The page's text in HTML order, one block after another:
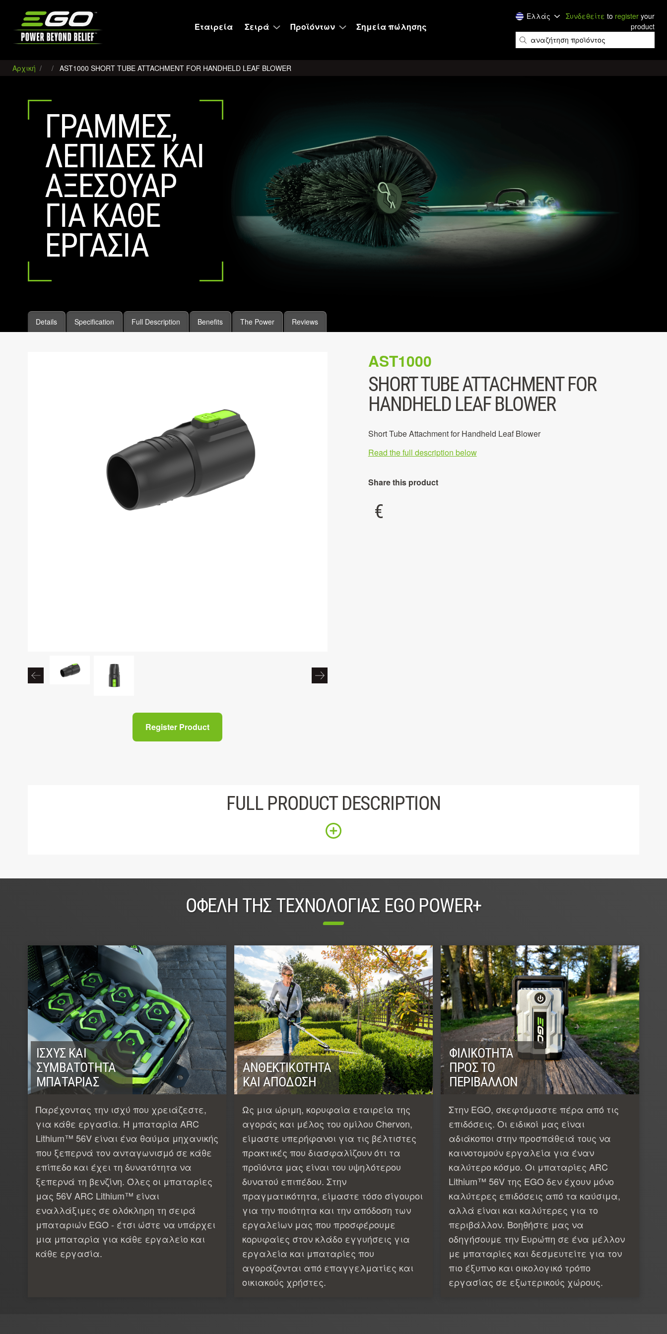
Εταιρεία
Σειρά Προϊόντων Σημεία πώλησης
Ελλάς Συνδεθείτε to register your
product
Αρχική AST1000 SHORT TUBE ATTACHMENT FOR HANDHELD LEAF BLOWER
ΓΡΑΜΜΈΣ,
ΛΕΠΊΔΕΣ ΚΑΙ
ΑΞΕΣΟΥΆΡ
ΓΙΑ ΚΆΘΕ
ΕΡΓΑΣΊΑ
Details Specification Full Description Benefits The Power Reviews
Register Product
AST1000
SHORT TUBE ATTACHMENT FOR
HANDHELD LEAF BLOWER
Short Tube Attachment for Handheld Leaf Blower
Read the full description below
Share this product
€
FULL PRODUCT DESCRIPTION
ΟΦΈΛΗ ΤΗΣ ΤΕΧΝΟΛΟΓΊΑΣ EGO POWER+
ΙΣΧΎΣ ΚΑΙ
ΣΥΜΒΑΤΌΤΗΤΑ
ΜΠΑΤΑΡΊΑΣ
Παρέχοντας την ισχύ που χρειάζεστε,
για κάθε εργασία. Η μπαταρία ARC
Lithium™ 56V είναι ένα θαύμα μηχανικής
που ξεπερνά τον ανταγωνισμό σε κάθε
επίπεδο και έχει τη δυνατότητα να
ξεπερνά τη βενζίνη. Όλες οι μπαταρίες
μας 56V ARC Lithium™ είναι
εναλλάξιμες σε ολόκληρη τη σειρά
μπαταριών EGO - έτσι ώστε να υπάρχει
μια μπαταρία για κάθε εργαλείο και
κάθε εργασία.
ΑΝΘΕΚΤΙΚΌΤΗΤΑ
ΚΑΙ ΑΠΌΔΟΣΗ
Ως μια ώριμη, κορυφαία εταιρεία της
αγοράς και μέλος του ομίλου Chervon,
είμαστε υπερήφανοι για τις βέλτιστες
πρακτικές που διασφαλίζουν ότι τα
προϊόντα μας είναι του υψηλότερου
δυνατού επιπέδου. Στην
πραγματικότητα, είμαστε τόσο σίγουροι
για την ποιότητα και την απόδοση των
εργαλείων μας που προσφέρουμε
κορυφαίες στον κλάδο εγγυήσεις για
εργαλεία και μπαταρίες που
αγοράζονται από επαγγελματίες και
οικιακούς χρήστες.
ΦΙΛΙΚΌΤΗΤΑ
ΠΡΟΣ ΤΟ
ΠΕΡΙΒΆΛΛΟΝ
Στην EGO, σκεφτόμαστε πέρα από τις
επιδόσεις. Οι ειδικοί μας είναι
αδιάκοποι στην προσπάθειά τους να
καινοτομούν εργαλεία για έναν
καλύτερο κόσμο. Οι μπαταρίες ARC
Lithium™ 56V της EGO δεν έχουν μόνο
καλύτερες επιδόσεις από τα καύσιμα,
αλλά είναι και καλύτερες για το
περιβάλλον. Βοηθήστε μας να
οδηγήσουμε την Ευρώπη σε ένα μέλλον
με μπαταρίες και δεσμευτείτε για τον
πιο έξυπνο και οικολογικό τρόπο
εργασίας σε εξωτερικούς χώρους.